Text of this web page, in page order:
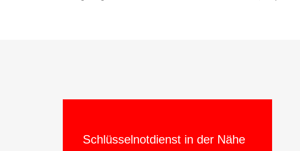
Schlüsselnotdienst in der Nähe